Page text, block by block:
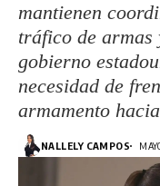
mantienen
tráfico de armas
gobierno
necesidad de
armamento
NALLELY CAMPOS